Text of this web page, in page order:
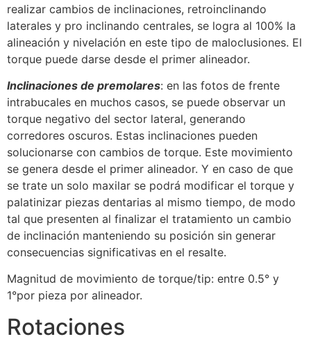
realizar cambios de inclinaciones, retroinclinando
laterales y pro inclinando centrales, se logra al 100% la
alineación y nivelación en este tipo de maloclusiones. El
torque puede darse desde el primer alineador.
Inclinaciones de premolares: en las fotos de frente
intrabucales en muchos casos, se puede observar un
torque negativo del sector lateral, generando
corredores oscuros. Estas inclinaciones pueden
solucionarse con cambios de torque. Este movimiento
se genera desde el primer alineador. Y en caso de que
se trate un solo maxilar se podrá modificar el torque y
palatinizar piezas dentarias al mismo tiempo, de modo
tal que presenten al finalizar el tratamiento un cambio
de inclinación manteniendo su posición sin generar
consecuencias significativas en el resalte.
Magnitud de movimiento de torque/tip: entre 0.5° y
1°por pieza por alineador.
Rotaciones